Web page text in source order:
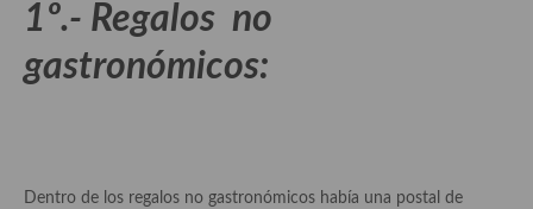
Bebidas
Bocadillos, hamburguesas, sándwich, emparedados, tostas y
Ensaladas
1º.- Regalos no
gastronómicos:
Dentro de los regalos no gastronómicos había una postal de